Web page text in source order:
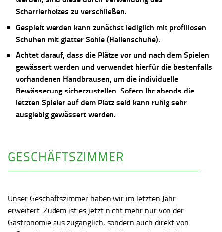
Scharrierholzes zu verschließen.
Gespielt werden kann zunächst lediglich mit profillosen
Schuhen mit glatter Sohle (Hallenschuhe).
Achtet darauf, dass die Plätze vor und nach dem Spielen
gewässert werden und verwendet hierfür die bestenfalls
vorhandenen Handbrausen, um die individuelle
Bewässerung sicherzustellen. Sofern Ihr abends die
letzten Spieler auf dem Platz seid kann ruhig sehr
ausgiebig gewässert werden.
GESCHÄFTSZIMMER
Unser Geschäftszimmer haben wir im letzten Jahr
erweitert. Zudem ist es jetzt nicht mehr nur von der
Gastronomie aus zugänglich, sondern auch direkt von